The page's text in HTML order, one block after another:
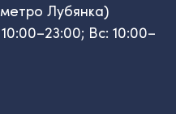
Лубянка)
Вс: 10:00–